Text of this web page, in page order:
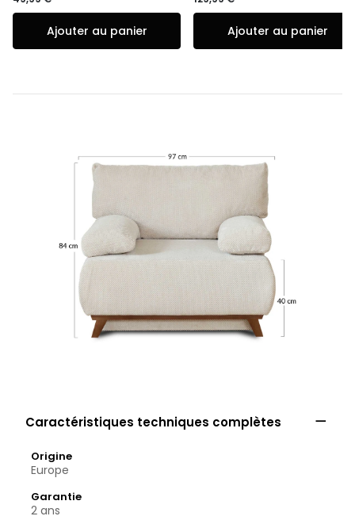
Ajouter au panier Ajouter au panier
Caractéristiques techniques complètes 
Origine
Europe
Garantie
2 ans